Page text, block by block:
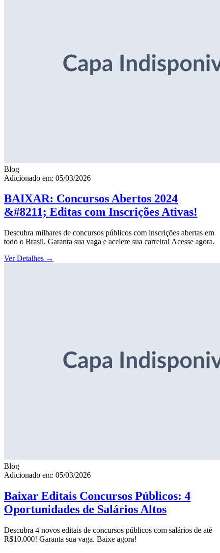
Blog
Adicionado em: 05/03/2026
BAIXAR: Concursos Abertos 2024
&#8211; Editas com Inscrições Ativas!
Descubra milhares de concursos públicos com inscrições abertas em
todo o Brasil. Garanta sua vaga e acelere sua carreira! Acesse agora.
Ver Detalhes →
Blog
Adicionado em: 05/03/2026
Baixar Editais Concursos Públicos: 4
Oportunidades de Salários Altos
Descubra 4 novos editais de concursos públicos com salários de até
R$10.000! Garanta sua vaga. Baixe agora!